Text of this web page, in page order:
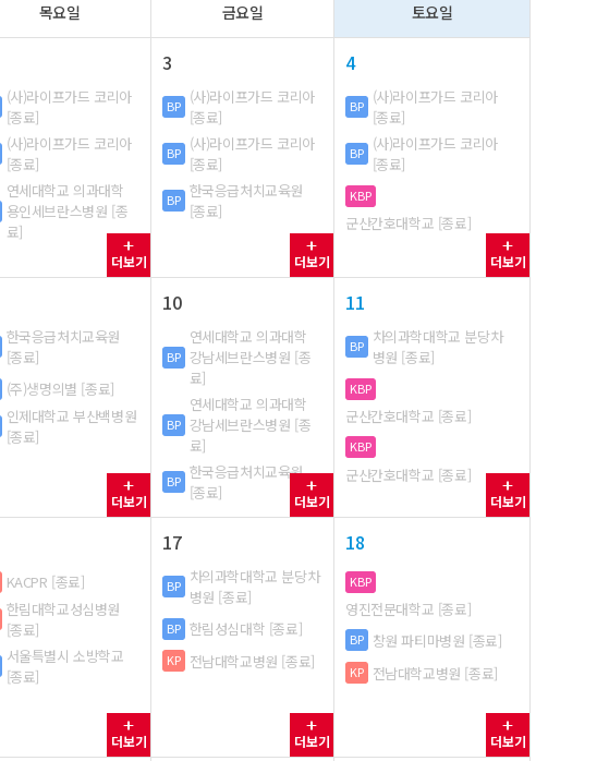
목요일 금요일 토요일
(사)라이프가드 코리아
[종료]
(사)라이프가드 코리아
[종료]
연세대학교 의과대학
용인세브란스병원 [종
료]
더보기
3
BP (사)라이프가드 코리아
[종료]
BP (사)라이프가드 코리아
[종료]
BP 한국응급처치교육원
[종료]
더보기
4
BP (사)라이프가드 코리아
[종료]
BP (사)라이프가드 코리아
[종료]
KBP
군산간호대학교 [종료]
더보기
한국응급처치교육원
[종료]
(주)생명의별 [종료]
인제대학교 부산백병원
[종료]
더보기
10
BP
연세대학교 의과대학
강남세브란스병원 [종
료]
BP
연세대학교 의과대학
강남세브란스병원 [종
료]
BP 한국응급처치교육원
[종료]
더보기
11
BP 차의과학대학교 분당차
병원 [종료]
KBP
군산간호대학교 [종료]
KBP
군산간호대학교 [종료]
더보기
KACPR [종료]
한림대학교성심병원
[종료]
서울특별시 소방학교
[종료]
더보기
17
BP 차의과학대학교 분당차
병원 [종료]
BP 한림성심대학 [종료]
KP 전남대학교병원 [종료]
더보기
18
KBP
영진전문대학교 [종료]
BP 창원 파티마병원 [종료]
KP 전남대학교병원 [종료]
더보기